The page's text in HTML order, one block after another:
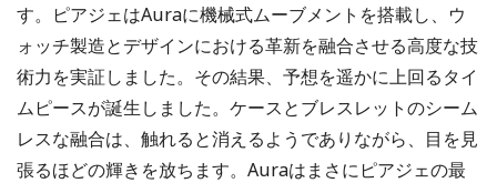
す。ピアジェはAuraに機械式ムーブメントを搭載し、ウ
ォッチ製造とデザインにおける革新を融合させる高度な技
術力を実証しました。その結果、予想を遥かに上回るタイ
ムピースが誕生しました。ケースとブレスレットのシーム
レスな融合は、触れると消えるようでありながら、目を見
張るほどの輝きを放ちます。Auraはまさにピアジェの最